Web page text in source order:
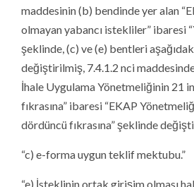
maddesinin (b) bendinde yer alan
olmayan yabancı istekliler” ibaresi
şeklinde, (c) ve (e) bentleri
değiştirilmiş, 7.4.1.2 nci
İhale Uygulama Yönetmeliğinin 21
fıkrasına” ibaresi “EKAP
dördüncü fıkrasına” şeklinde
“c) e-forma uygun teklif mektubu.”
“e) İsteklinin ortak girişim olması